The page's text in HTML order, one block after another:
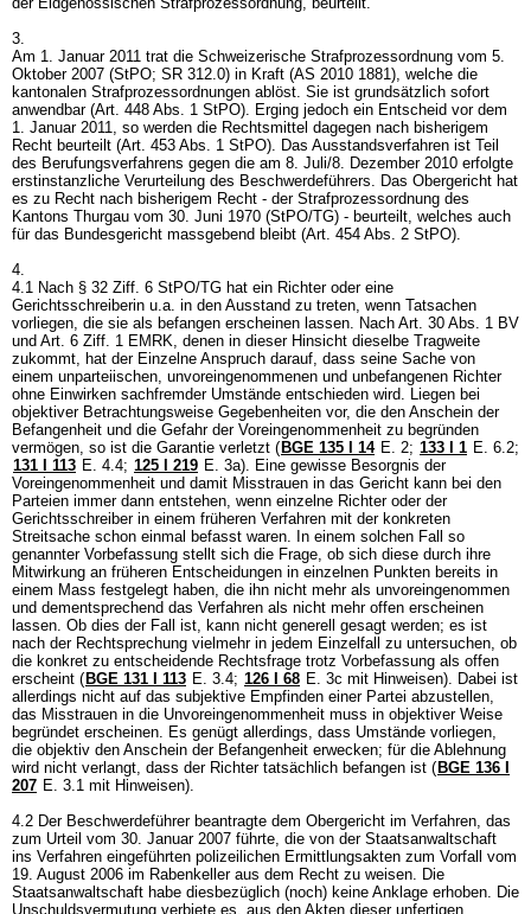
3.
Am 1. Januar 2011 trat die Schweizerische Strafprozessordnung vom 5.
Oktober 2007 (StPO; SR 312.0) in Kraft (AS 2010 1881), welche die
kantonalen Strafprozessordnungen ablöst. Sie ist grundsätzlich sofort
anwendbar (Art. 448 Abs. 1 StPO). Erging jedoch ein Entscheid vor dem
1. Januar 2011, so werden die Rechtsmittel dagegen nach bisherigem
Recht beurteilt (Art. 453 Abs. 1 StPO). Das Ausstandsverfahren ist Teil
des Berufungsverfahrens gegen die am 8. Juli/8. Dezember 2010 erfolgte
erstinstanzliche Verurteilung des Beschwerdeführers. Das Obergericht hat
es zu Recht nach bisherigem Recht - der Strafprozessordnung des
Kantons Thurgau vom 30. Juni 1970 (StPO/TG) - beurteilt, welches auch
für das Bundesgericht massgebend bleibt (Art. 454 Abs. 2 StPO).
4.
4.1 Nach § 32 Ziff. 6 StPO/TG hat ein Richter oder eine
Gerichtsschreiberin u.a. in den Ausstand zu treten, wenn Tatsachen
vorliegen, die sie als befangen erscheinen lassen. Nach Art. 30 Abs. 1 BV
und Art. 6 Ziff. 1 EMRK, denen in dieser Hinsicht dieselbe Tragweite
zukommt, hat der Einzelne Anspruch darauf, dass seine Sache von
einem unparteiischen, unvoreingenommenen und unbefangenen Richter
ohne Einwirken sachfremder Umstände entschieden wird. Liegen bei
objektiver Betrachtungsweise Gegebenheiten vor, die den Anschein der
Befangenheit und die Gefahr der Voreingenommenheit zu begründen
vermögen, so ist die Garantie verletzt ( BGE 135 I 14 E. 2; 133 I 1 E. 6.2;
131 I 113 E. 4.4; 125 I 219 E. 3a). Eine gewisse Besorgnis der
Voreingenommenheit und damit Misstrauen in das Gericht kann bei den
Parteien immer dann entstehen, wenn einzelne Richter oder der
Gerichtsschreiber in einem früheren Verfahren mit der konkreten
Streitsache schon einmal befasst waren. In einem solchen Fall so
genannter Vorbefassung stellt sich die Frage, ob sich diese durch ihre
Mitwirkung an früheren Entscheidungen in einzelnen Punkten bereits in
einem Mass festgelegt haben, die ihn nicht mehr als unvoreingenommen
und dementsprechend das Verfahren als nicht mehr offen erscheinen
lassen. Ob dies der Fall ist, kann nicht generell gesagt werden; es ist
nach der Rechtsprechung vielmehr in jedem Einzelfall zu untersuchen, ob
die konkret zu entscheidende Rechtsfrage trotz Vorbefassung als offen
erscheint ( BGE 131 I 113 E. 3.4; 126 I 68 E. 3c mit Hinweisen). Dabei ist
allerdings nicht auf das subjektive Empfinden einer Partei abzustellen,
das Misstrauen in die Unvoreingenommenheit muss in objektiver Weise
begründet erscheinen. Es genügt allerdings, dass Umstände vorliegen,
die objektiv den Anschein der Befangenheit erwecken; für die Ablehnung
wird nicht verlangt, dass der Richter tatsächlich befangen ist ( BGE 136 I
207 E. 3.1 mit Hinweisen).
4.2 Der Beschwerdeführer beantragte dem Obergericht im Verfahren, das
zum Urteil vom 30. Januar 2007 führte, die von der Staatsanwaltschaft
ins Verfahren eingeführten polizeilichen Ermittlungsakten zum Vorfall vom
19. August 2006 im Rabenkeller aus dem Recht zu weisen. Die
Staatsanwaltschaft habe diesbezüglich (noch) keine Anklage erhoben. Die
Unschuldsvermutung verbiete es, aus den Akten dieser unfertigen